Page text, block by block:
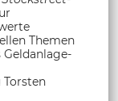
Themen